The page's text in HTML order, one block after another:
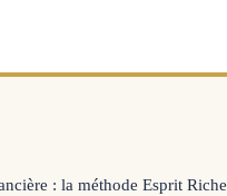
: la méthode Esprit Riche